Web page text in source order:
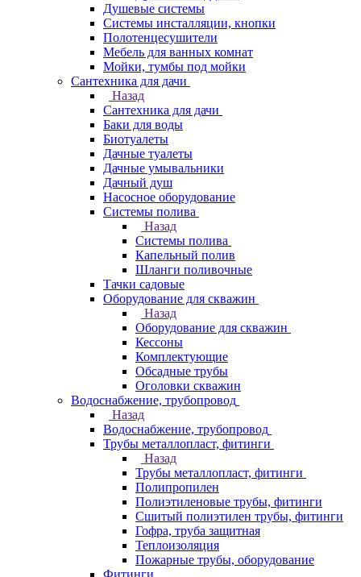
Душевые системы
Системы инсталляции, кнопки
Полотенцесушители
Мебель для ванных комнат
Мойки, тумбы под мойки
Сантехника для дачи
Назад
Сантехника для дачи
Баки для воды
Биотуалеты
Дачные туалеты
Дачные умывальники
Дачный душ
Насосное оборудование
Системы полива
Назад
Системы полива
Капельный полив
Шланги поливочные
Тачки садовые
Оборудование для скважин
Назад
Оборудование для скважин
Кессоны
Комплектующие
Обсадные трубы
Оголовки скважин
Водоснабжение, трубопровод
Назад
Водоснабжение, трубопровод
Трубы металлопласт, фитинги
Назад
Трубы металлопласт, фитинги
Полипропилен
Полиэтиленовые трубы, фитинги
Сшитый полиэтилен трубы, фитинги
Гофра, труба защитная
Теплоизоляция
Пожарные трубы, оборудование
Фитинги